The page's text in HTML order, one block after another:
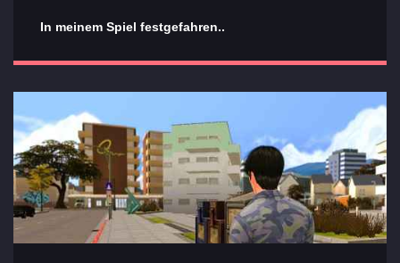
In meinem Spiel festgefahren..